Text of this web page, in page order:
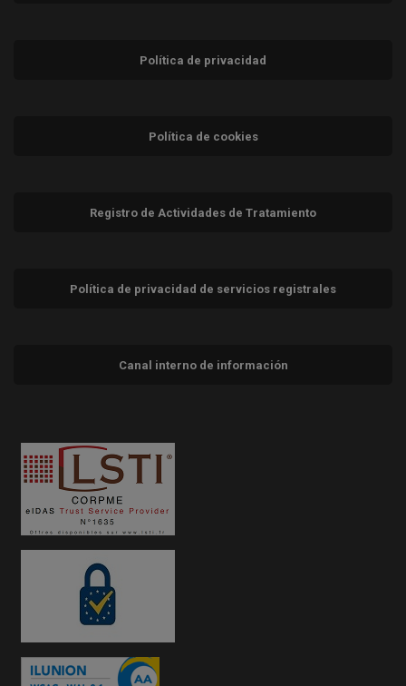
Política de privacidad
Política de cookies
Registro de Actividades de Tratamiento
Política de privacidad de servicios registrales
Canal interno de información